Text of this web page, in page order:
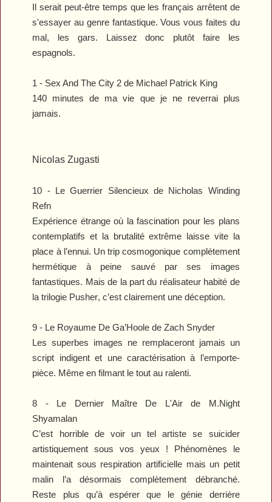
Il serait peut-être temps que les français arrêtent de
s'essayer au genre fantastique. Vous vous faites du
mal, les gars. Laissez donc plutôt faire les
espagnols.
1 - Sex And The City 2de Michael Patrick King
140 minutes de ma vie que je ne reverrai plus
jamais.
Nicolas Zugasti
10 - Le Guerrier Silencieux de Nicholas Winding
Refn
Expérience étrange où la fascination pour les plans
contemplatifs et la brutalité extrême laisse vite la
place à l’ennui. Un trip cosmogonique complètement
hermétique à peine sauvé par ses images
fantastiques. Mais de la part du réalisateur habité de
la trilogie Pusher, c’est clairement une déception.
9 - Le Royaume De Ga’Hoole de Zach Snyder
Les superbes images ne remplaceront jamais un
script indigent et une caractérisation à l’emporte-
pièce. Même en filmant le tout au ralenti.
8 - Le Dernier Maître De L'Airde M.Night
Shyamalan
C’est horrible de voir un tel artiste se suicider
artistiquement sous vos yeux ! Phénomènes le
maintenait sous respiration artificielle mais un petit
malin l’a désormais complètement débranché.
Reste plus qu’à espérer que le génie derrière